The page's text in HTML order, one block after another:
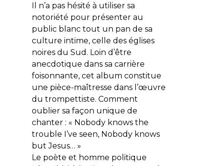
Il n’a pas hésité à utiliser sa
notoriété pour présenter au
public blanc tout un pan de sa
culture intime, celle des églises
noires du Sud. Loin d’être
anecdotique dans sa carrière
foisonnante, cet album constitue
une pièce-maîtresse dans l’œuvre
du trompettiste. Comment
oublier sa façon unique de
chanter : « Nobody knows the
trouble I’ve seen, Nobody knows
but Jesus… »
Le poète et homme politique